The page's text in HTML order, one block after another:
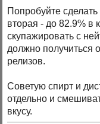
Попробуйте
вторая - до 82.9% в
скупажировать с
должно получиться
релизов.
Советую спирт и
отдельно и
вкусу.